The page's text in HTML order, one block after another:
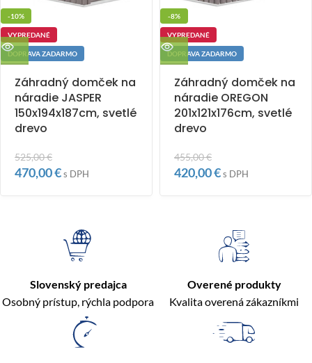
-10%
VYPREDANÉ
DOPRAVA ZADARMO
Záhradný domček na
náradie JASPER
150x194x187cm, svetlé
drevo
525,00€
470,00€s DPH
-8%
VYPREDANÉ
DOPRAVA ZADARMO
Záhradný domček na
náradie OREGON
201x121x176cm, svetlé
drevo
455,00€
420,00€s DPH
Slovenský predajca
Osobný prístup, rýchla podpora
Overené produkty
Kvalita overená zákazníkmi